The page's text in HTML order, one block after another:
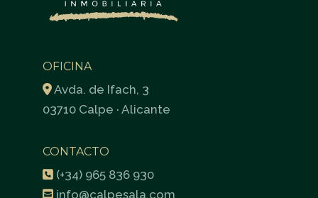
OFICINA
Avda. de Ifach, 3
03710 Calpe · Alicante
CONTACTO
(+34) 965 836 930
info@calpesala.com